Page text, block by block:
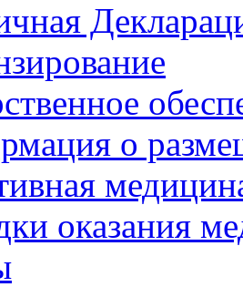
о
оказания